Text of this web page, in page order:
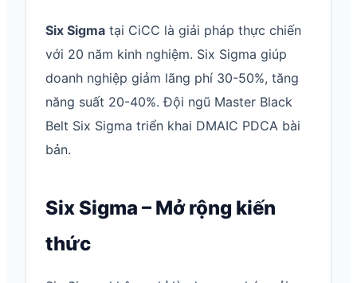
Six Sigma tại CiCC là giải pháp thực chiến
với 20 năm kinh nghiệm. Six Sigma giúp
doanh nghiệp giảm lãng phí 30-50%, tăng
năng suất 20-40%. Đội ngũ Master Black
Belt Six Sigma triển khai DMAIC PDCA bài
bản.
Six Sigma – Mở rộng kiến
thức